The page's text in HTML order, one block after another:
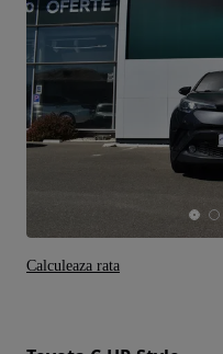
Calculeaza rata